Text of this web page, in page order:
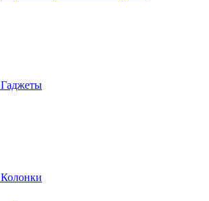
Гаджеты
Колонки